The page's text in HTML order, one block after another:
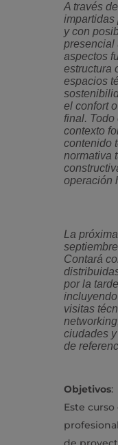
A través
impartidas
y con
presencial
aspectos
estructura
espacios
el confort
final. Todo
contexto
contenido
normativa
operación
La
Contará
por la
visitas
networking
ciudades
de
Objetivos:
Este